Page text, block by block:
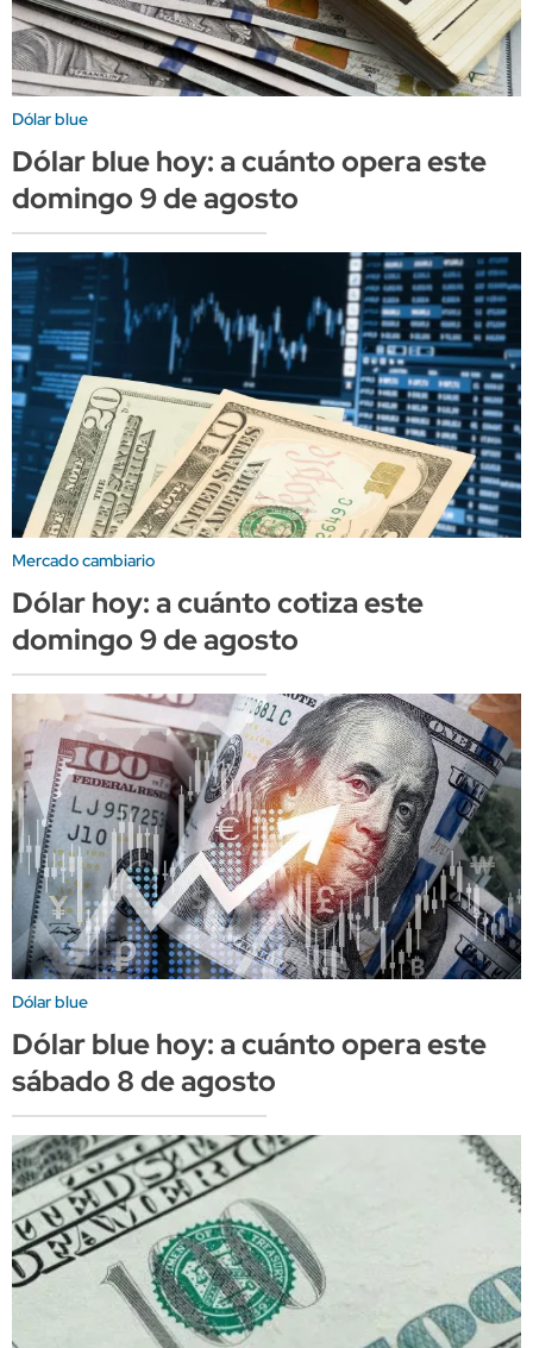
Dólar blue
Dólar blue hoy: a cuánto opera este
domingo 9 de agosto
Mercado cambiario
Dólar hoy: a cuánto cotiza este
domingo 9 de agosto
Dólar blue
Dólar blue hoy: a cuánto opera este
sábado 8 de agosto